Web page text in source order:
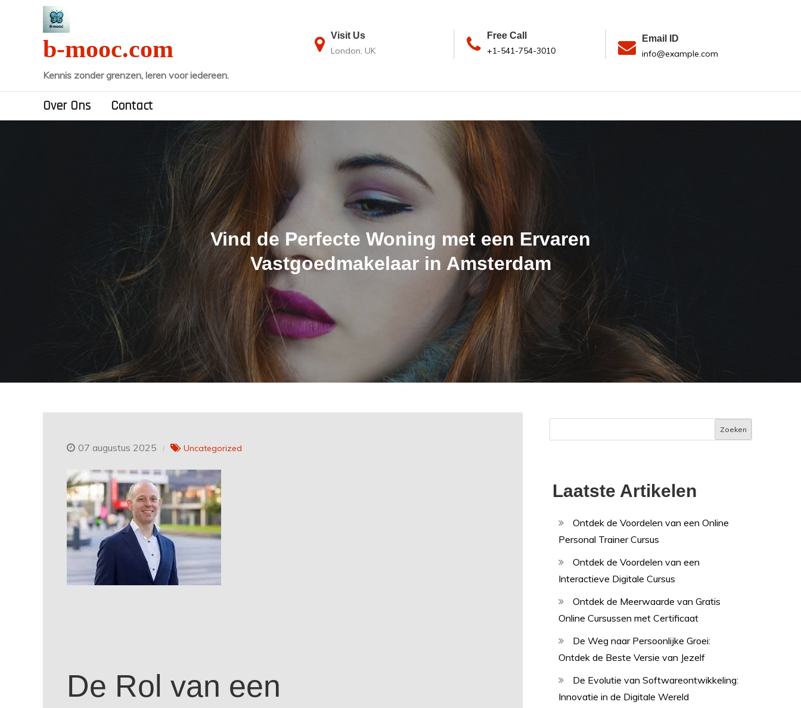
b-mooc.com
Kennis zonder grenzen, leren voor iedereen.
Visit Us
London, UK
Free Call
+1-541-754-3010
Email ID
info@example.com
Over Ons Contact
Vind de Perfecte Woning met een Ervaren
Vastgoedmakelaar in Amsterdam
07 augustus 2025 Uncategorized
De Rol van een
Zoeken
Laatste Artikelen
Ontdek de Voordelen van een Online
Personal Trainer Cursus
Ontdek de Voordelen van een
Interactieve Digitale Cursus
Ontdek de Meerwaarde van Gratis
Online Cursussen met Certificaat
De Weg naar Persoonlijke Groei:
Ontdek de Beste Versie van Jezelf
De Evolutie van Softwareontwikkeling:
Innovatie in de Digitale Wereld